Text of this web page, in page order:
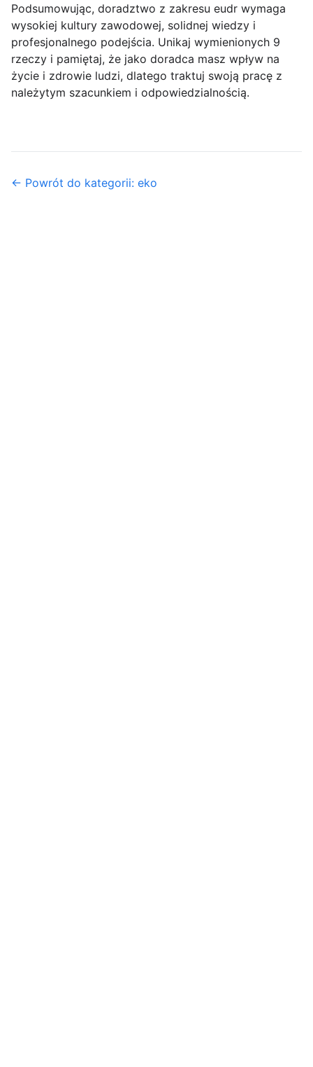
Podsumowując, doradztwo z zakresu eudr wymaga
wysokiej kultury zawodowej, solidnej wiedzy i
profesjonalnego podejścia. Unikaj wymienionych 9
rzeczy i pamiętaj, że jako doradca masz wpływ na
życie i zdrowie ludzi, dlatego traktuj swoją pracę z
należytym szacunkiem i odpowiedzialnością.
← Powrót do kategorii: eko